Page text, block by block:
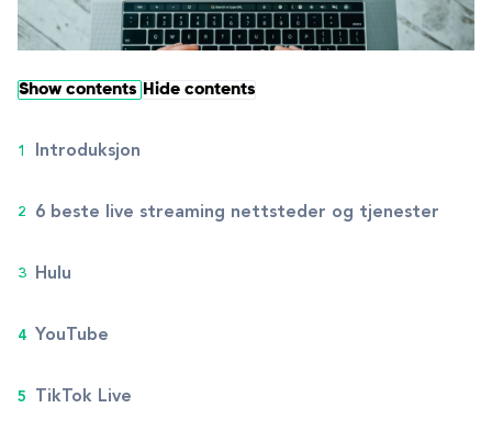
Show contents Hide contents
Introduksjon
6 beste live streaming nettsteder og tjenester
Hulu
YouTube
TikTok Live